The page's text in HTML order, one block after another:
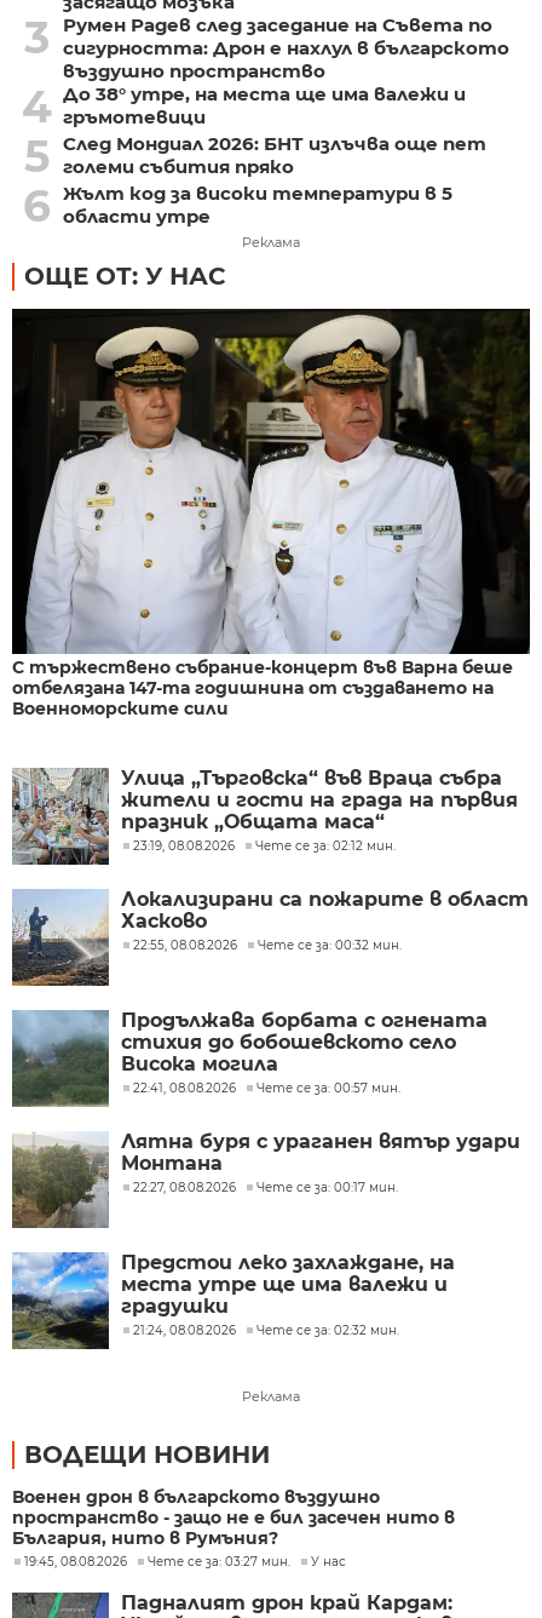
3
Румен Радев след заседание на Съвета по
сигурността: Дрон е нахлул в българското
въздушно пространство
4 До 38° утре, на места ще има валежи и
гръмотевици
5 След Мондиал 2026: БНТ излъчва още пет
големи събития пряко
6 Жълт код за високи температури в 5
области утре
Реклама
ОЩЕ ОТ: У НАС
С тържествено събрание-концерт във Варна беше
отбелязана 147-та годишнина от създаването на
Военноморските сили
Улица „Търговска“ във Враца събра
жители и гости на града на първия
празник „Общата маса“
23:19, 08.08.2026 Чете се за: 02:12 мин.
Локализирани са пожарите в област
Хасково
22:55, 08.08.2026 Чете се за: 00:32 мин.
Продължава борбата с огнената
стихия до бобошевското село
Висока могила
22:41, 08.08.2026 Чете се за: 00:57 мин.
Лятна буря с ураганен вятър удари
Монтана
22:27, 08.08.2026 Чете се за: 00:17 мин.
Предстои леко захлаждане, на
места утре ще има валежи и
градушки
21:24, 08.08.2026 Чете се за: 02:32 мин.
Реклама
ВОДЕЩИ НОВИНИ
Военен дрон в българското въздушно
пространство - защо не е бил засечен нито в
България, нито в Румъния?
19:45, 08.08.2026 Чете се за: 03:27 мин. У нас
Падналият дрон край Кардам: